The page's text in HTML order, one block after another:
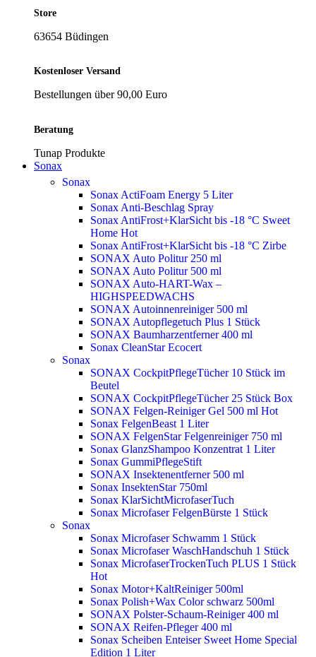
Store
63654 Büdingen
Kostenloser Versand
Bestellungen über 90,00 Euro
Beratung
Tunap Produkte
Sonax
Sonax
Sonax ActiFoam Energy 5 Liter
Sonax Anti-Beschlag Spray
Sonax AntiFrost+KlarSicht bis -18 °C Sweet
Home Hot
Sonax AntiFrost+KlarSicht bis -18 °C Zirbe
SONAX Auto Politur 250 ml
SONAX Auto Politur 500 ml
SONAX Auto-HART-Wax –
HIGHSPEEDWACHS
SONAX Autoinnenreiniger 500 ml
SONAX Autopflegetuch Plus 1 Stück
SONAX Baumharzentferner 400 ml
Sonax CleanStar Ecocert
Sonax
SONAX CockpitPflegeTücher 10 Stück im
Beutel
SONAX CockpitPflegeTücher 25 Stück Box
SONAX Felgen-Reiniger Gel 500 ml Hot
Sonax FelgenBeast 1 Liter
SONAX FelgenStar Felgenreiniger 750 ml
Sonax GlanzShampoo Konzentrat 1 Liter
Sonax GummiPflegeStift
SONAX Insektenentferner 500 ml
Sonax InsektenStar 750ml
Sonax KlarSichtMicrofaserTuch
Sonax Microfaser FelgenBürste 1 Stück
Sonax
Sonax Microfaser Schwamm 1 Stück
Sonax Microfaser WaschHandschuh 1 Stück
Sonax MicrofaserTrockenTuch PLUS 1 Stück
Hot
Sonax Motor+KaltReiniger 500ml
Sonax Polish+Wax Color schwarz 500ml
SONAX Polster-Schaum-Reiniger 400 ml
SONAX Reifen-Pfleger 400 ml
Sonax Scheiben Enteiser Sweet Home Special
Edition 1 Liter